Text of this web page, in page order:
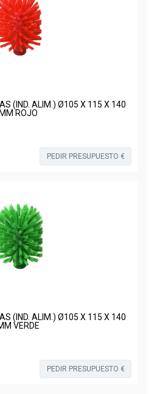
(IND. ALIM.) Ø105 X 115 X 140
MM ROJO
PEDIR PRESUPUESTO €
(IND. ALIM.) Ø105 X 115 X 140
VERDE
PEDIR PRESUPUESTO €